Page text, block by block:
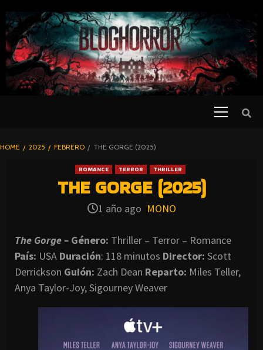
TO
CONTENT
BLOGHORROR
HOME 2025 FEBRERO THE GORGE (2025)
ROMANCE TERROR THRILLER
THE GORGE (2025)
1 año ago MONO
The Gorge – Género: Thriller – Terror – Romance
País: USA Duración: 118 minutos Director: Scott
Derrickson Guión: Zach Dean Reparto: Miles Teller,
Anya Taylor-Joy, Sigourney Weaver